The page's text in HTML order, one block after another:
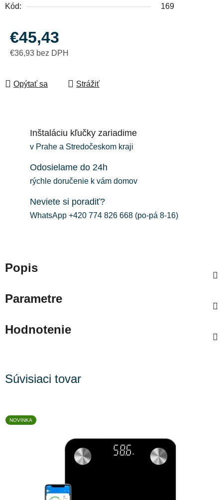
Kód:
169
€45,43
€36,93 bez DPH
Opýtať sa
Strážiť
Inštaláciu kľučky zariadime
v Prahe a Stredočeskom kraji
Odosielame do 24h
rýchle doručenie k vám domov
Neviete si poradiť?
WhatsApp +420 774 826 668 (po-pá 8-16)
Popis
Parametre
Hodnotenie
Súvisiaci tovar
NOVINKA